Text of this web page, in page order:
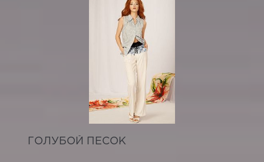
ГОЛУБОЙ ПЕСОК